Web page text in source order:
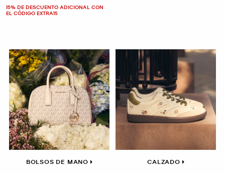
15% DE DESCUENTO ADICIONAL CON
EL CÓDIGO EXTRA15
BOLSOS DE MANO CALZADO